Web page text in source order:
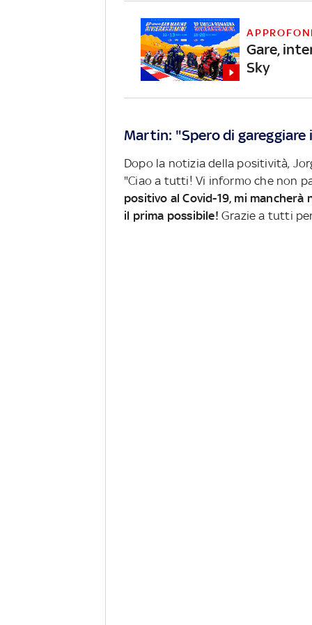
Gare,
Sky
Martin: "Spero di
Dopo la notizia della positività,
"Ciao a tutti! Vi informo che non
positivo al Covid-19, mi
il prima possibile! Grazie a tutti